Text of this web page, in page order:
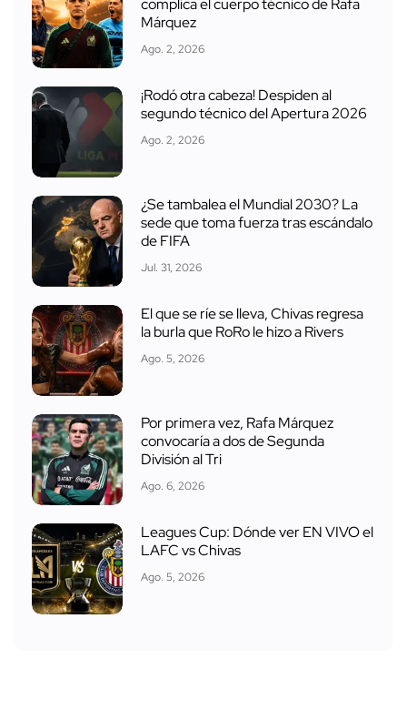
complica el cuerpo técnico de Rafa
Márquez
Ago. 2, 2026
¡Rodó otra cabeza! Despiden al
segundo técnico del Apertura 2026
Ago. 2, 2026
¿Se tambalea el Mundial 2030? La
sede que toma fuerza tras escándalo
de FIFA
Jul. 31, 2026
El que se ríe se lleva, Chivas regresa
la burla que RoRo le hizo a Rivers
Ago. 5, 2026
Por primera vez, Rafa Márquez
convocaría a dos de Segunda
División al Tri
Ago. 6, 2026
Leagues Cup: Dónde ver EN VIVO el
LAFC vs Chivas
Ago. 5, 2026